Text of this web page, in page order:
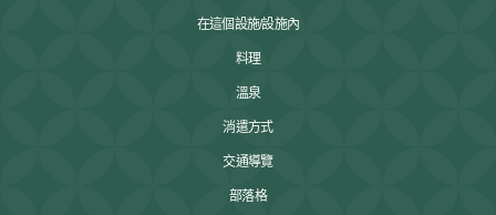
在這個設施/設施內
料理
溫泉
消遣方式
交通導覽
部落格